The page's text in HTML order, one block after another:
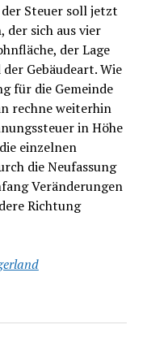
Steuer soll jetzt
der sich aus vier
der Lage
Gebäudeart. Wie
für die Gemeinde
rechne weiterhin
in Höhe
einzelnen
die Neufassung
Veränderungen
Richtung